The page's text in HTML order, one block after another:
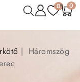
0 0
Háromszög